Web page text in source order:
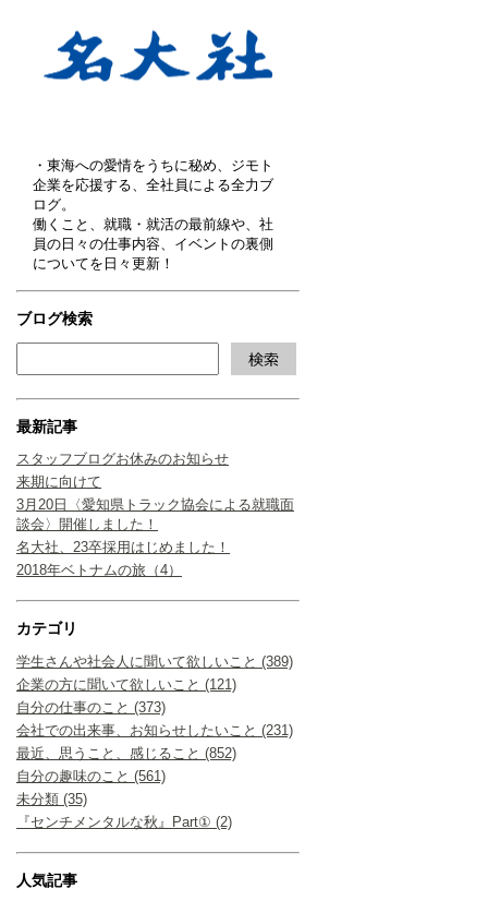
・東海への愛情をうちに秘め、ジモト
企業を応援する、全社員による全力ブ
ログ。
働くこと、就職・就活の最前線や、社
員の日々の仕事内容、イベントの裏側
についてを日々更新！
ブログ検索
最新記事
スタッフブログお休みのお知らせ
来期に向けて
3月20日〈愛知県トラック協会による就職面
談会〉開催しました！
名大社、23卒採用はじめました！
2018年ベトナムの旅（4）
カテゴリ
学生さんや社会人に聞いて欲しいこと (389)
企業の方に聞いて欲しいこと (121)
自分の仕事のこと (373)
会社での出来事、お知らせしたいこと (231)
最近、思うこと、感じること (852)
自分の趣味のこと (561)
未分類 (35)
『センチメンタルな秋』Part① (2)
人気記事